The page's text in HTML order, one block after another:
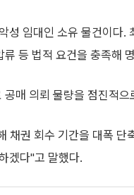
성 임대인 소유 물건이다
등 법적 요건을 충족해
매 의뢰 물량을 점진적으
채권 회수 기간을 대폭
겠다"고 말했다.